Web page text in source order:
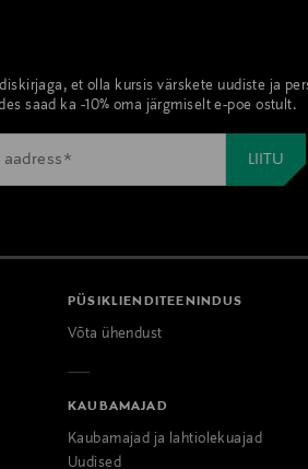
et olla kursis värskete uudiste ja
saad ka -10% oma järgmiselt e-poe ostult.
PÜSIKLIENDITEENINDUS
Võta ühendust
KAUBAMAJAD
Kaubamajad ja lahtiolekuajad
Uudised